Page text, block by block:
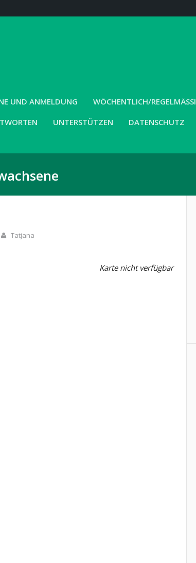
UND ANMELDUNG WÖCHENTLICH/REGELMÄSSIG
UNTERSTÜTZEN DATENSCHUTZ
Tatjana
Karte nicht verfügbar